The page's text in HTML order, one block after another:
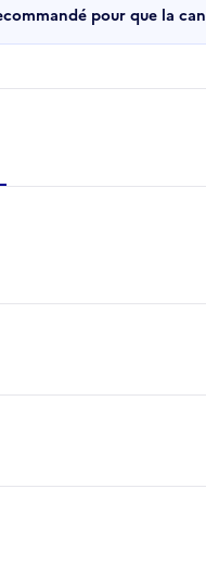
pour que la